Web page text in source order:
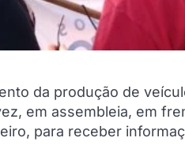
da produção de
em assembleia, em
para receber